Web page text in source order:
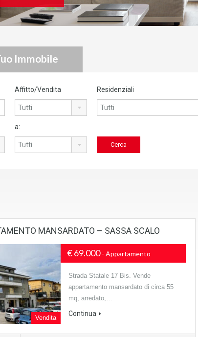
Immobile
Affitto/Vendita Residenziali
a:
MANSARDATO – SASSA SCALO
Vendita
€ 69.000- Appartamento
Strada Statale 17 Bis. Vende
appartamento mansardato di circa 55
mq, arredato,…
Continua